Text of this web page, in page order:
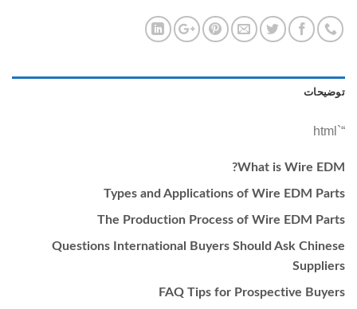
توضیحات
“`html
What is Wire EDM?
Types and Applications of Wire EDM Parts
The Production Process of Wire EDM Parts
Questions International Buyers Should Ask Chinese
Suppliers
FAQ Tips for Prospective Buyers